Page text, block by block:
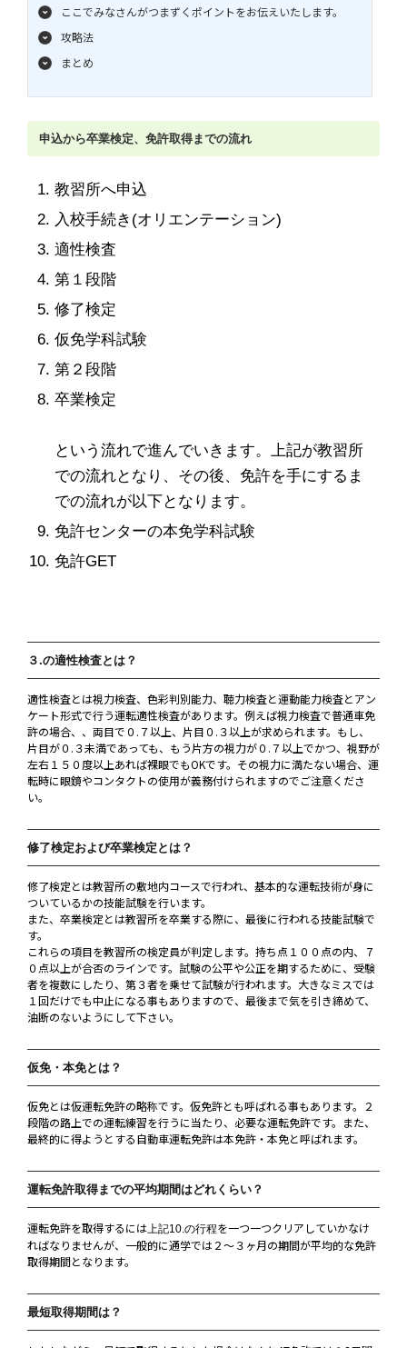
ここでみなさんがつまずくポイントをお伝えいたします。
攻略法
まとめ
申込から卒業検定、免許取得までの流れ
教習所へ申込
入校手続き(オリエンテーション)
適性検査
第１段階
修了検定
仮免学科試験
第２段階
卒業検定
という流れで進んでいきます。
上記が教習所
での流れとなり、その後、免許を手にするま
での流れが以下となります。
免許センターの本免学科試験
免許GET
３.の適性検査とは？
適性検査とは視力検査、色彩判別能力、聴力検査と運動能力検査とアン
ケート形式で行う運転適性検査があります。例えば視力検査で普通車免
許の場合、、両目で０.７以上、片目０.３以上が求められます。もし、
片目が０.３未満であっても、もう片方の視力が０.７以上でかつ、視野が
左右１５０度以上あれば裸眼でもOKです。その視力に満たない場合、運
転時に眼鏡やコンタクトの使用が義務付けられますのでご注意くださ
い。
修了検定および卒業検定とは？
修了検定とは教習所の敷地内コースで行われ、基本的な運転技術が身に
ついているかの技能試験を行います。
また、卒業検定とは教習所を卒業する際に、最後に行われる技能試験で
す。
これらの項目を教習所の検定員が判定します。持ち点１００点の内、７
０点以上が合否のラインです。試験の公平や公正を期するために、受験
者を複数にしたり、第３者を乗せて試験が行われます。大きなミスでは
１回だけでも中止になる事もありますので、最後まで気を引き締めて、
油断のないようにして下さい。
仮免・本免とは？
仮免とは仮運転免許の略称です。仮免許とも呼ばれる事もあります。２
段階の路上での運転練習を行うに当たり、必要な運転免許です。また、
最終的に得ようとする自動車運転免許は本免許・本免と呼ばれます。
運転免許取得までの平均期間はどれくらい？
運転免許を取得するには 上記10.の行程を一つ一つクリアしていかなけ
ればなりませんが、一般的に通学では２〜３ヶ月の期間が平均的な免許
取得期間となります。
最短取得期間は？